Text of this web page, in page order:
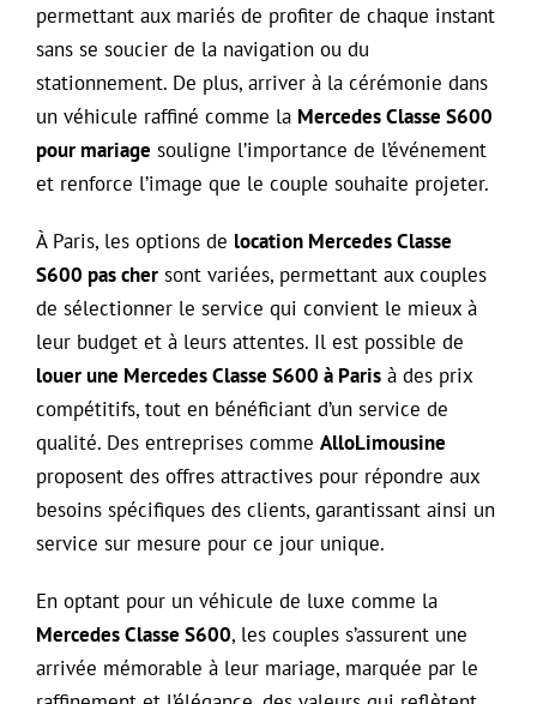
permettant aux mariés de profiter de chaque instant
sans se soucier de la navigation ou du
stationnement. De plus, arriver à la cérémonie dans
un véhicule raffiné comme la Mercedes Classe S600
pour mariage souligne l’importance de l’événement
et renforce l’image que le couple souhaite projeter.
À Paris, les options de location Mercedes Classe
S600 pas cher sont variées, permettant aux couples
de sélectionner le service qui convient le mieux à
leur budget et à leurs attentes. Il est possible de
louer une Mercedes Classe S600 à Paris à des prix
compétitifs, tout en bénéficiant d’un service de
qualité. Des entreprises comme AlloLimousine
proposent des offres attractives pour répondre aux
besoins spécifiques des clients, garantissant ainsi un
service sur mesure pour ce jour unique.
En optant pour un véhicule de luxe comme la
Mercedes Classe S600, les couples s’assurent une
arrivée mémorable à leur mariage, marquée par le